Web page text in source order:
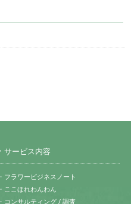
サービス内容
・フラワービジネスノート
・ここほれわんわん
・コンサルティング / 調査